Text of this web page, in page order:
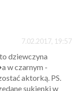
7.02.2017, 19:57
dziewczyna
w czarnym -
aktorką. PS.
sukienki w